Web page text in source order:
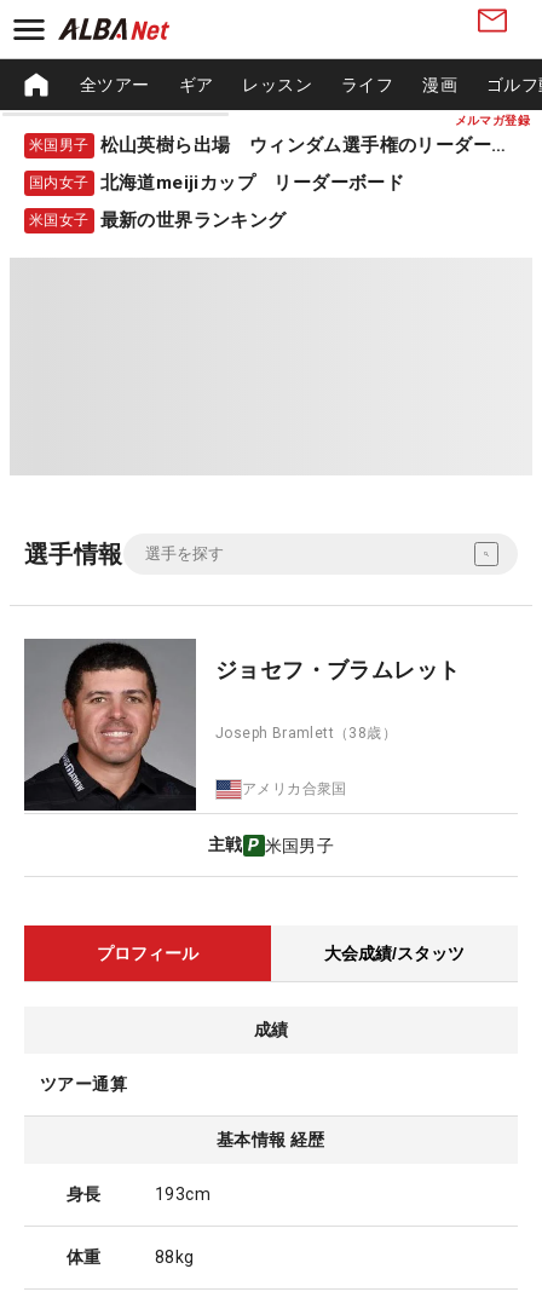
メルマガ登録
全ツアー ギア レッスン ライフ 漫画 ゴル
米国男子 松山英樹ら出場 ウィンダム選手権のリーダーボード
国内女子 北海道meijiカップ リーダーボード
米国女子 最新の世界ランキング
選手情報
ジョセフ・ブラムレット
Joseph Bramlett （38歳）
アメリカ合衆国
主戦 米国男子
プロフィール 大会成績/スタッツ
成績
ツアー通算
基本情報 経歴
身長 193cm
体重 88kg